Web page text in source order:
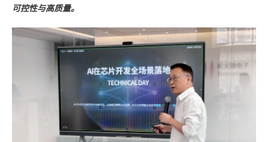
可控性与高质量。